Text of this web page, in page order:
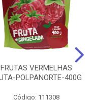
FRUTAS VERMELHAS
POLPANORTE-400G
Código: 111308